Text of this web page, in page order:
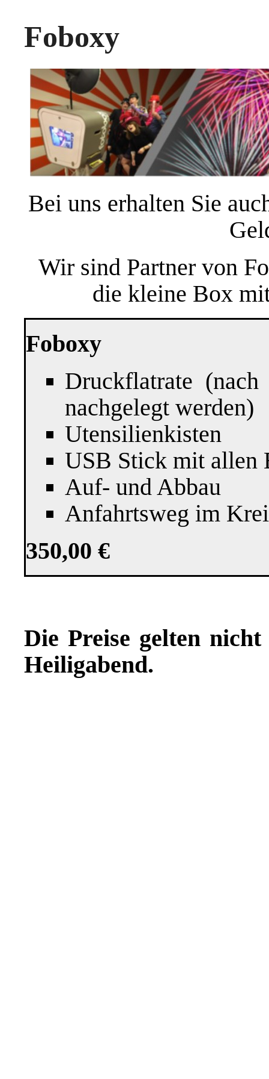
Foboxy
Bei uns erhalten Sie
Wir sind Partner von
die kleine Box
Foboxy
Druckflatrate
nachgelegt werden)
Utensilienkisten
USB Stick mit allen
Auf- und Abbau
Anfahrtsweg im
350,00 €
Die Preise gelten
Heiligabend.